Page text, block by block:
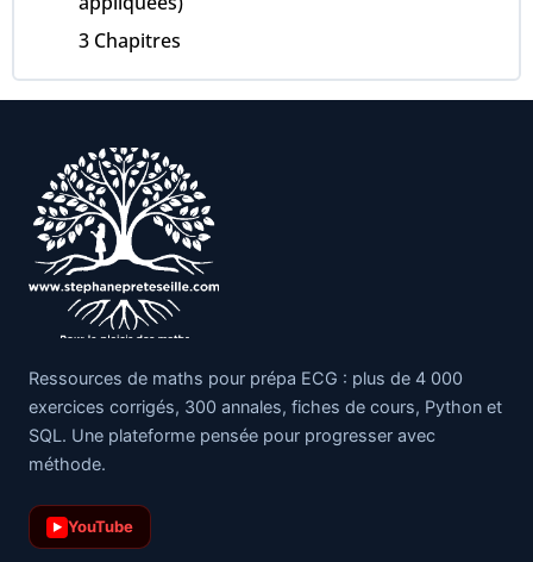
3 Chapitres
Ressources de maths pour prépa ECG : plus de 4 000
exercices corrigés, 300 annales, fiches de cours, Python et
SQL. Une plateforme pensée pour progresser avec
méthode.
▶ YouTube